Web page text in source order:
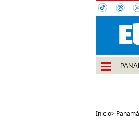
Inicio> Panamá